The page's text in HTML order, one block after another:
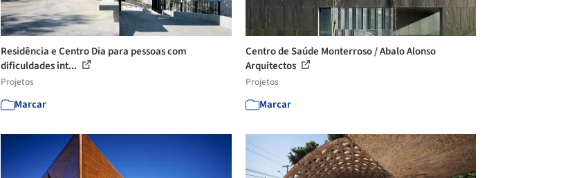
Residência e Centro Dia para pessoas com
dificuldades int...
Projetos
Marcar
Centro de Saúde Monterroso / Abalo Alonso
Arquitectos
Projetos
Marcar